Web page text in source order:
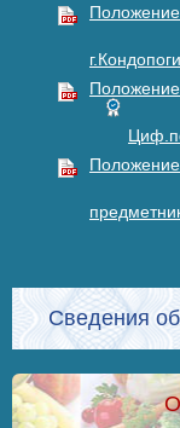
Сведения